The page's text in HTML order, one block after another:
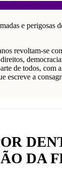
e perigosas
revoltam-se
de todos, com
escreve a
DA